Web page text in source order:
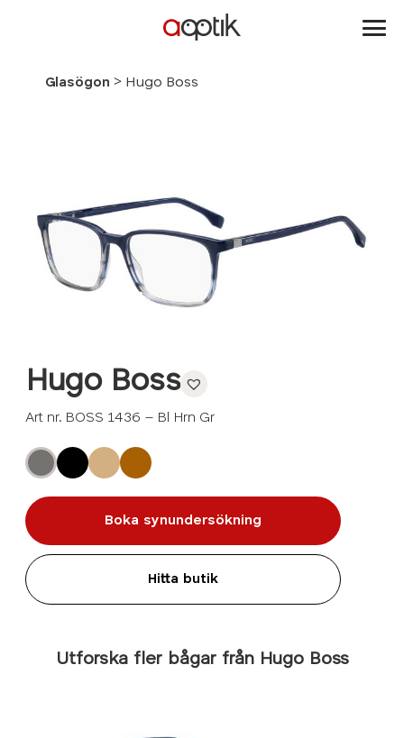
Glasögon > Hugo Boss
Hugo Boss
Art nr. BOSS 1436 – Bl Hrn Gr
Boka synundersökning
Hitta butik
Utforska fler bågar från Hugo Boss